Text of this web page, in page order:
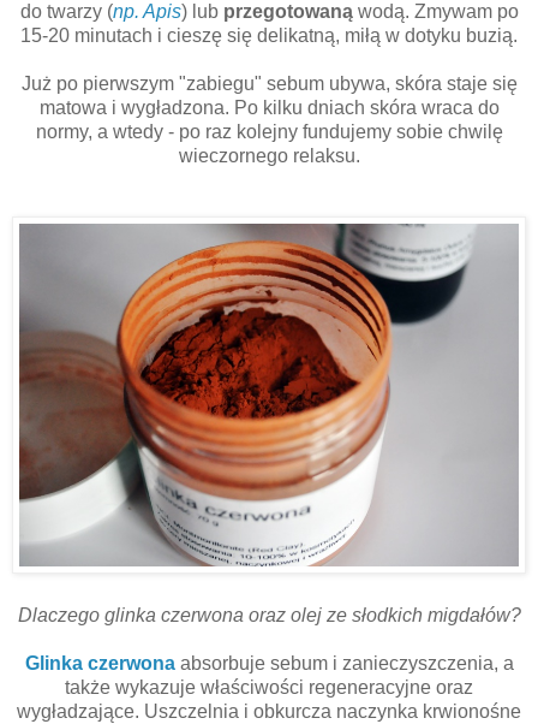
do twarzy (np. Apis) lub przegotowanąwodą. Zmywam po
15-20 minutach i cieszę się delikatną, miłą w dotyku buzią.
Już po pierwszym "zabiegu" sebum ubywa, skóra staje się
matowa i wygładzona. Po kilku dniach skóra wraca do
normy, a wtedy - po raz kolejny fundujemy sobie chwilę
wieczornego relaksu.
Dlaczego glinka czerwona oraz olej ze słodkich migdałów?
Glinka czerwona absorbuje sebum i zanieczyszczenia, a
także wykazuje właściwości regeneracyjne oraz
wygładzające. Uszczelnia i obkurcza naczynka krwionośne